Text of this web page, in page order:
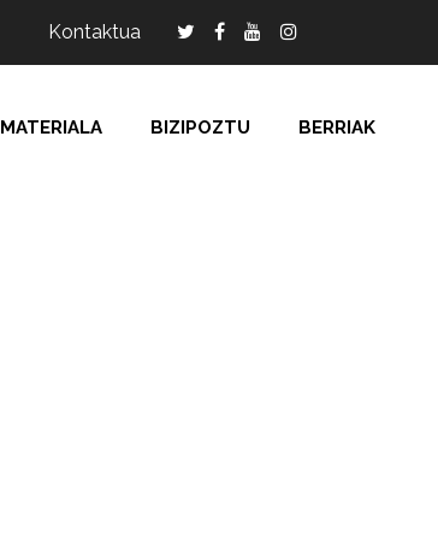
Kontaktua
MATERIALA BIZIPOZTU BERRIAK